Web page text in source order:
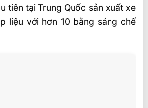
tiên tại Trung Quốc sản xuất xe
liệu với hơn 10 bằng sáng chế